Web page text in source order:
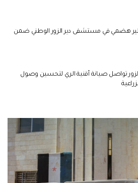
تنظير هضمي في مستشفى دير الزور الوطني ضمن
الزور تواصل صيانة أقنية الري لتحسين وصول